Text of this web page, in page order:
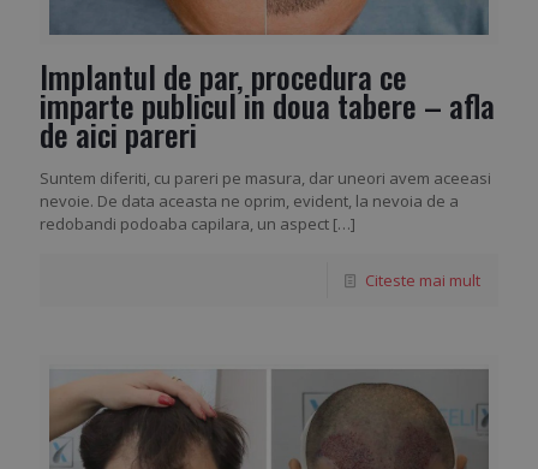
Implantul de par, procedura ce
imparte publicul in doua tabere – afla
de aici pareri
Suntem diferiti, cu pareri pe masura, dar uneori avem aceeasi
nevoie. De data aceasta ne oprim, evident, la nevoia de a
redobandi podoaba capilara, un aspect […]
Citeste mai mult